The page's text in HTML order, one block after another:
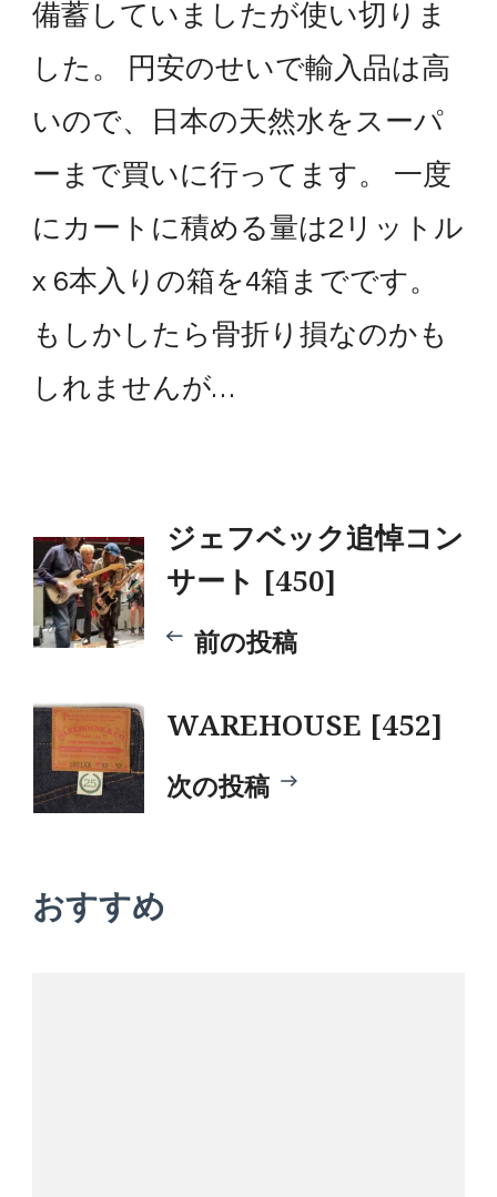
備蓄していましたが使い切りま
した。 円安のせいで輸入品は高
いので、日本の天然水をスーパ
ーまで買いに行ってます。 一度
にカートに積める量は2リットル
x 6本入りの箱を4箱までです。
もしかしたら骨折り損なのかも
しれませんが…
投
稿
ナ
ビ
ゲ
ー
ジェフベック追悼コン
サート [450]
前の投稿
WAREHOUSE [452]
次の投稿
おすすめ